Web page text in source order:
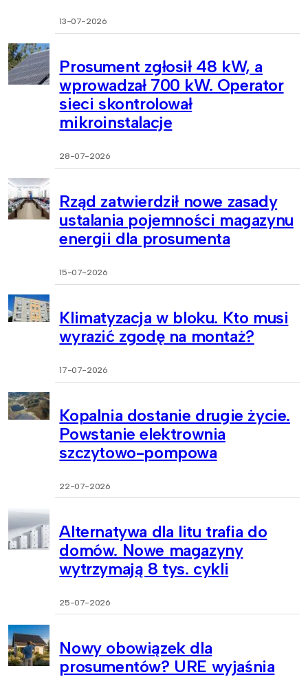
13-07-2026
Prosument zgłosił 48 kW, a
wprowadzał 700 kW. Operator
sieci skontrolował
mikroinstalacje
28-07-2026
Rząd zatwierdził nowe zasady
ustalania pojemności magazynu
energii dla prosumenta
15-07-2026
Klimatyzacja w bloku. Kto musi
wyrazić zgodę na montaż?
17-07-2026
Kopalnia dostanie drugie życie.
Powstanie elektrownia
szczytowo-pompowa
22-07-2026
Alternatywa dla litu trafia do
domów. Nowe magazyny
wytrzymają 8 tys. cykli
25-07-2026
Nowy obowiązek dla
prosumentów? URE wyjaśnia